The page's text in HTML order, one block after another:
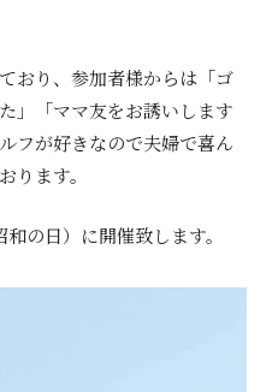
おり、参加者様からは「ゴ
」「ママ友をお誘いします
フが好きなので夫婦で喜ん
ります。
の日）に開催致します。